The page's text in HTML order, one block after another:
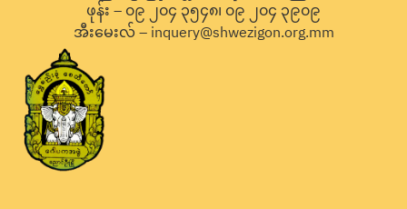
ဖုန်း – ၀၉ ၂၀၄ ၃၅၄၈၊ ၀၉ ၂၀၄ ၃၉၀၉
အီးမေးလ် – inquery@shwezigon.org.mm